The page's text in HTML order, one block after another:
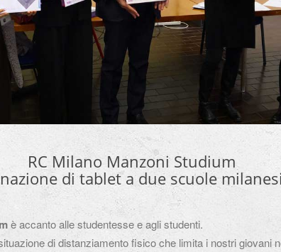
RC Milano Manzoni Studium
di tablet a due scuole milanesi
è accanto alle studentesse e agli studenti.
di distanziamento fisico che limita i nostri giovani